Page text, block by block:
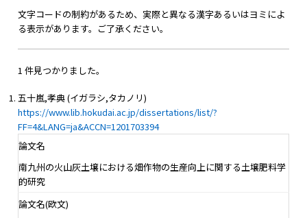
文字コードの制約があるため、実際と異なる漢字あるいはヨミによ
る表示があります。ご了承ください。
1 件見つかりました。
五十嵐,孝典 (イガラシ,タカノリ)
https://www.lib.hokudai.ac.jp/dissertations/list/?
FF=4&LANG=ja&ACCN=1201703394
論文名
南九州の火山灰土壌における畑作物の生産向上に関する土壌肥料学
的研究
論文名(欧文)